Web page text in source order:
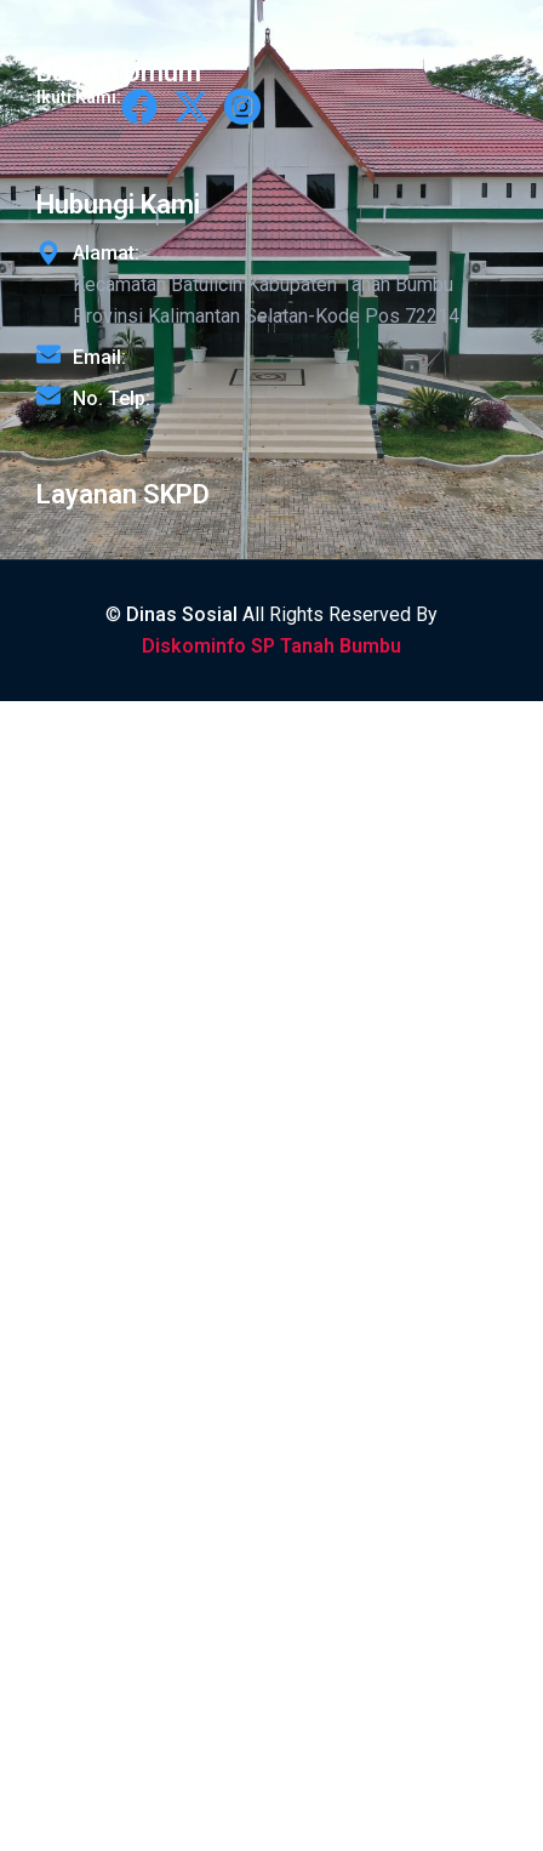
Bagian Umum
Ikuti Kami:
Hubungi Kami
Alamat:
Kecamatan Batulicin Kabupaten Tanah Bumbu
Provinsi Kalimantan Selatan-Kode Pos 72214
Email:
No. Telp:
Layanan SKPD
© Dinas Sosial All Rights Reserved By
Diskominfo SP Tanah Bumbu